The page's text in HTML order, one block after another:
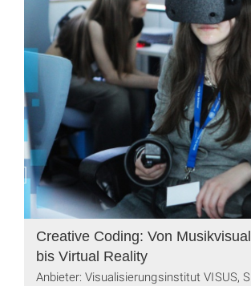
Creative Coding: Von
bis Virtual Reality
Anbieter: Visualisierungsinstitut VISUS,